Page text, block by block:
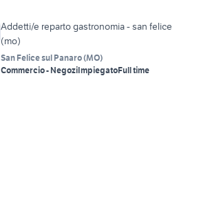
Addetti/e reparto gastronomia - san felice
(mo)
San Felice sul Panaro(MO)
Commercio - NegoziImpiegatoFull time